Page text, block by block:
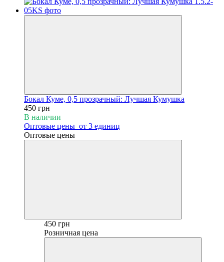
Бокал Куме, 0,5 прозрачный: Лучшая Кумушка
450 грн
В наличии
Оптовые цены от 3 единиц
Оптовые цены
450 грн
Розничная цена